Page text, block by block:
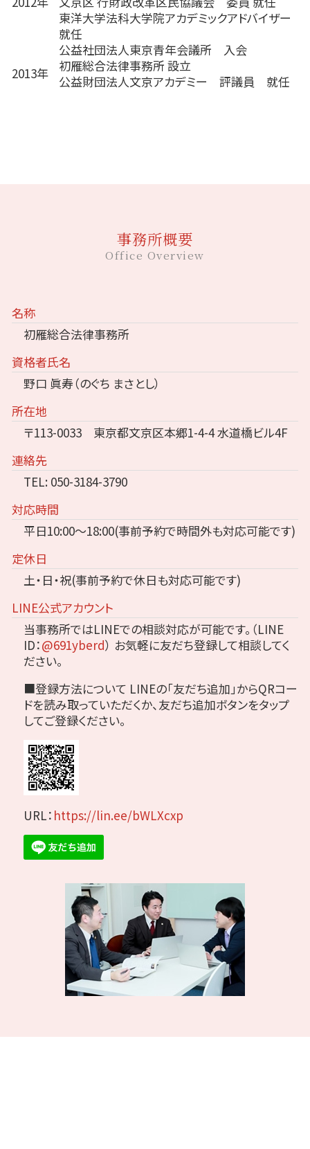
東洋大学法科大学院アカデミックアドバイザー
就任
公益社団法人東京青年会議所 入会
2013年
初雁総合法律事務所 設立
公益財団法人文京アカデミー 評議員 就任
事務所概要
Office Overview
名称
初雁総合法律事務所
資格者氏名
野口 眞寿（のぐち まさとし）
所在地
〒113-0033 東京都文京区本郷1-4-4 水道橋ビル4F
連絡先
TEL: 050-3184-3790
対応時間
平日10:00～18:00(事前予約で時間外も対応可能です)
定休日
土・日・祝(事前予約で休日も対応可能です)
LINE公式アカウント
当事務所ではLINEでの相談対応が可能です。（LINE
ID：@691yberd） お気軽に友だち登録して相談してく
ださい。
■登録方法について LINEの「友だち追加」からQRコー
ドを読み取っていただくか、友だち追加ボタンをタップ
してご登録ください。
URL： https://lin.ee/bWLXcxp